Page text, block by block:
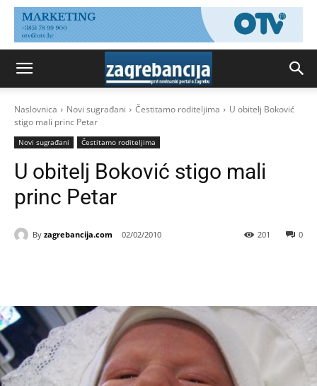
Naslovnica Novi sugrađani Čestitamo roditeljima
U obitelj Boković
stigo mali princ Petar
Novi sugrađani Čestitamo roditeljima
U obitelj Boković stigo mali
princ Petar
By zagrebancija.com 02/02/2010 0
201